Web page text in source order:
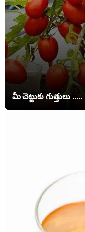
మీ చెట్టుకు గుత్తులు .....